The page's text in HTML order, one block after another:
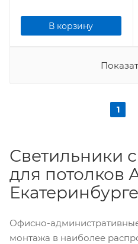
В корзину
1
Светильники
для потолков
Екатеринбурге
Офисно-
монтажа в наиболее